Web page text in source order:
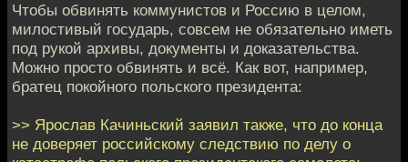
Чтобы обвинять коммунистов и Россию в целом,
милостивый государь, совсем не обязательно иметь
под рукой архивы, документы и доказательства.
Можно просто обвинять и всё. Как вот, например,
братец покойного польского президента:
>> Ярослав Качиньский заявил также, что до конца
не доверяет российскому следствию по делу о